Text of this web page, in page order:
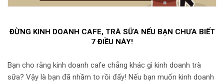
ĐỪNG KINH DOANH CAFE, TRÀ SỮA NẾU BẠN CHƯA BIẾT
7 ĐIỀU NÀY!
Bạn cho rằng kinh doanh cafe chẳng khác gì kinh doanh trà
sữa? Vậy là bạn đã nhầm to rồi đấy! Nếu bạn muốn kinh doanh